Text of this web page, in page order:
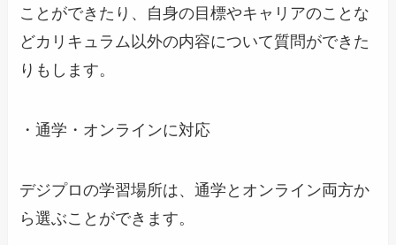
ことができたり、自身の目標やキャリアのことな
どカリキュラム以外の内容について質問ができた
りもします。
・通学・オンラインに対応
デジプロの学習場所は、通学とオンライン両方か
ら選ぶことができます。